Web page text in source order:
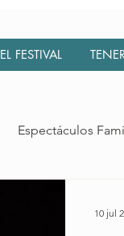
EL FESTIVAL
Espectáculos
10 jul